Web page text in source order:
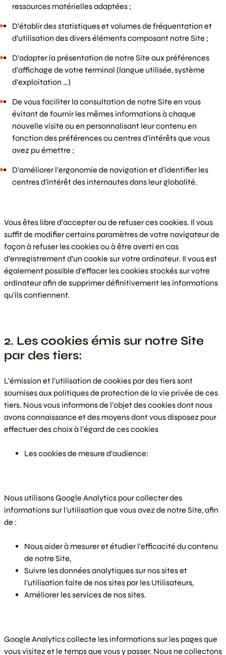
ressources matérielles adaptées ;
D’établir des statistiques et volumes de fréquentation et
d’utilisation des divers éléments composant notre Site ;
D’adapter la présentation de notre Site aux préférences
d’affichage de votre terminal (langue utilisée, système
d’exploitation …)
De vous faciliter la consultation de notre Site en vous
évitant de fournir les mêmes informations à chaque
nouvelle visite ou en personnalisant leur contenu en
fonction des préférences ou centres d’intérêts que vous
avez pu émettre ;
D’améliorer l’ergonomie de navigation et d’identifier les
centres d’intérêt des internautes dans leur globalité.
Vous êtes libre d’accepter ou de refuser ces cookies. Il vous
suffit de modifier certains paramètres de votre navigateur de
façon à refuser les cookies ou à être averti en cas
d’enregistrement d’un cookie sur votre ordinateur. Il vous est
également possible d’effacer les cookies stockés sur votre
ordinateur afin de supprimer définitivement les informations
qu’ils contiennent.
2. Les cookies émis sur notre Site
par des tiers:
L’émission et l’utilisation de cookies par des tiers sont
soumises aux politiques de protection de la vie privée de ces
tiers. Nous vous informons de l’objet des cookies dont nous
avons connaissance et des moyens dont vous disposez pour
effectuer des choix à l’égard de ces cookies
Les cookies de mesure d’audience:
Nous utilisons Google Analytics pour collecter des
informations sur l’utilisation que vous avez de notre Site, afin
de :
Nous aider à mesurer et étudier l’efficacité du contenu
de notre Site,
Suivre les données analytiques sur nos sites et
l’utilisation faite de nos sites par les Utilisateurs,
Améliorer les services de nos sites.
Google Analytics collecte les informations sur les pages que
vous visitez et le temps que vous y passer. Nous ne collectons